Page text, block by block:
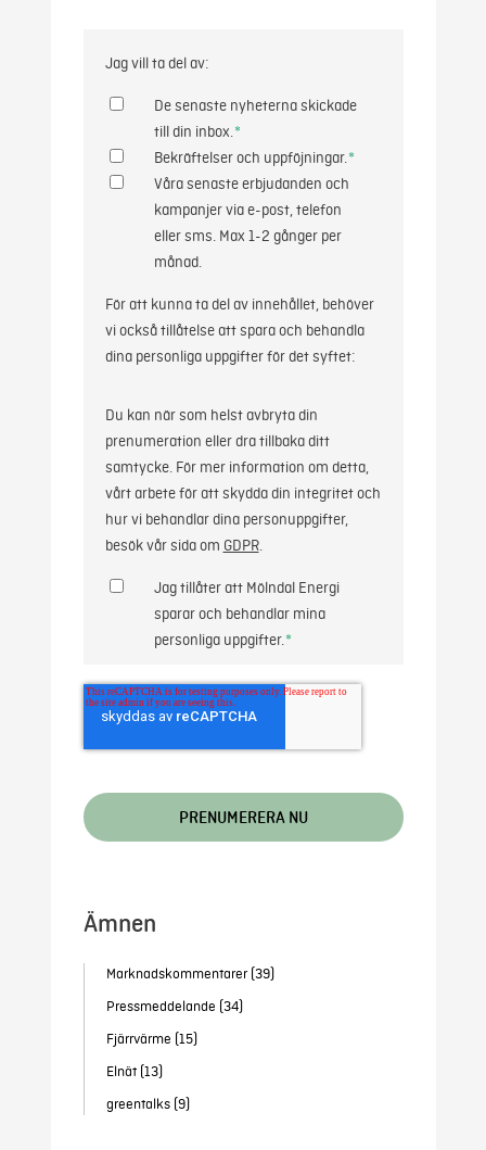
Jag vill ta del av:
De senaste nyheterna skickade
till din inbox.*
Bekräftelser och uppföjningar.*
Våra senaste erbjudanden och
kampanjer via e-post, telefon
eller sms. Max 1-2 gånger per
månad.
För att kunna ta del av innehållet, behöver
vi också tillåtelse att spara och behandla
dina personliga uppgifter för det syftet:
Jag tillåter att Mölndal Energi
sparar och behandlar mina
personliga uppgifter.*
Du kan när som helst avbryta din
prenumeration eller dra tillbaka ditt
samtycke. För mer information om detta,
vårt arbete för att skydda din integritet och
hur vi behandlar dina personuppgifter,
besök vår sida om GDPR.
Ämnen
Marknadskommentarer (39)
Pressmeddelande (34)
Fjärrvärme (15)
Elnät (13)
greentalks (9)